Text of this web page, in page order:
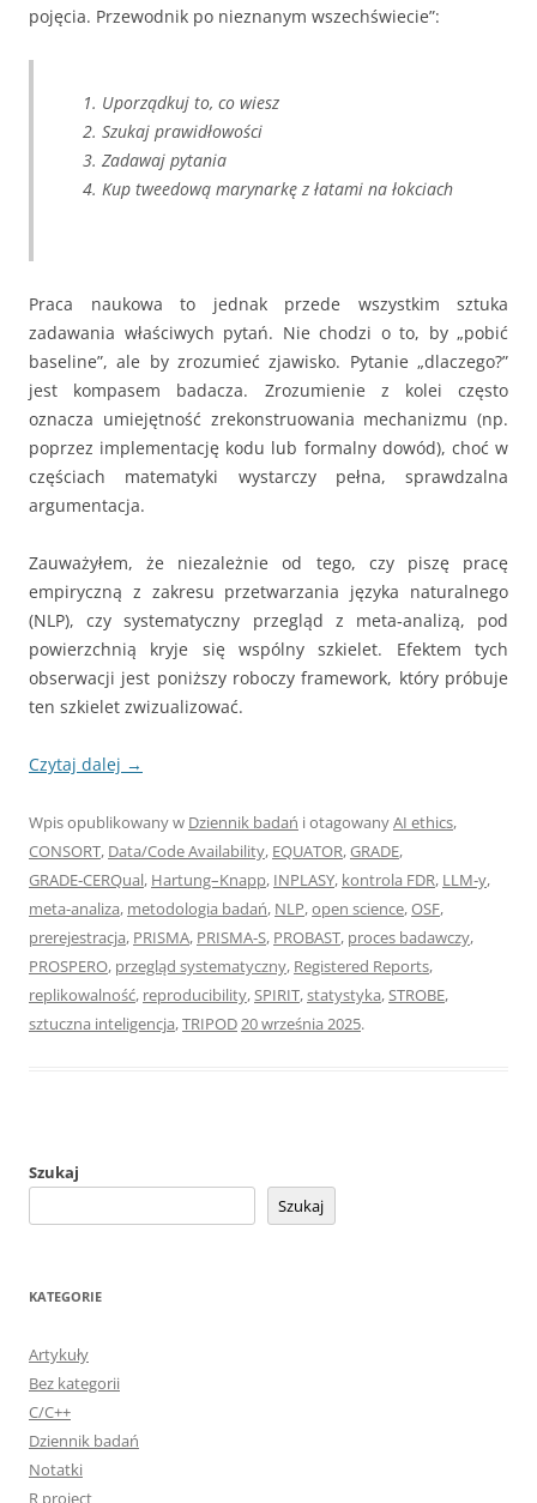
pojęcia. Przewodnik po nieznanym wszechświecie”:
Uporządkuj to, co wiesz
Szukaj prawidłowości
Zadawaj pytania
Kup tweedową marynarkę z łatami na łokciach
Praca naukowa to jednak przede wszystkim sztuka
zadawania właściwych pytań. Nie chodzi o to, by „pobić
baseline”, ale by zrozumieć zjawisko. Pytanie „dlaczego?”
jest kompasem badacza. Zrozumienie z kolei często
oznacza umiejętność zrekonstruowania mechanizmu (np.
poprzez implementację kodu lub formalny dowód), choć w
częściach matematyki wystarczy pełna, sprawdzalna
argumentacja.
Zauważyłem, że niezależnie od tego, czy piszę pracę
empiryczną z zakresu przetwarzania języka naturalnego
(NLP), czy systematyczny przegląd z meta‑analizą, pod
powierzchnią kryje się wspólny szkielet. Efektem tych
obserwacji jest poniższy roboczy framework, który próbuje
ten szkielet zwizualizować.
Czytaj dalej →
Wpis opublikowany w Dziennik badań i otagowanyAI ethics,
CONSORT, Data/Code Availability, EQUATOR,GRADE,
GRADE‑CERQual, Hartung–Knapp, INPLASY, kontrola FDR, LLM‑y,
meta‑analiza, metodologia badań, NLP,open science,OSF,
prerejestracja, PRISMA, PRISMA‑S, PROBAST, proces badawczy,
PROSPERO, przegląd systematyczny, Registered Reports,
replikowalność, reproducibility,SPIRIT,statystyka,STROBE,
sztuczna inteligencja,TRIPOD20 września 2025.
Szukaj
Szukaj
KATEGORIE
Artykuły
Bez kategorii
C/C++
Dziennik badań
Notatki
R project